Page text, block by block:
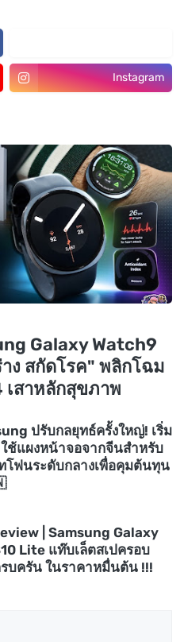
Instagram
Galaxy Watch9
ง สกัดโรค" พลิกโฉม
เสาหลักสุขภาพ
ปรับกลยุทธ์ครั้งใหญ่! เริ่ม
ช้แผงหน้าจอจากจีนสำหรับ
โฟนระดับกลางเพื่อคุมต้นทุน
| Samsung Galaxy
Lite แท๊บเล็ตสเปครอบ
บครัน ในราคาหมื่นต้น !!!